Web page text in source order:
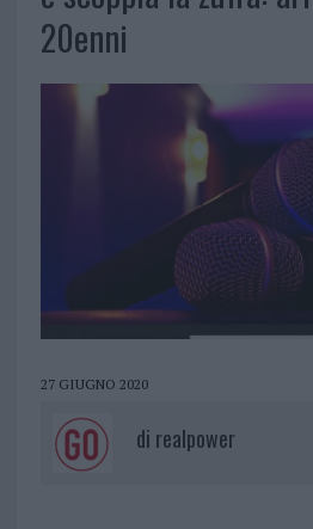
20enni
27 GIUGNO 2020
di realpower